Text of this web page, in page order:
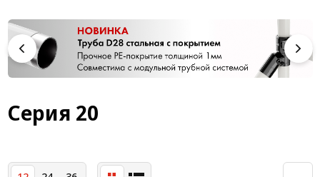
Конструкционная трубная система
Модульная трубная система
Кабельные короба
Конвейерная фурнитура
Система линейного перемещения NEW!
Серия 20